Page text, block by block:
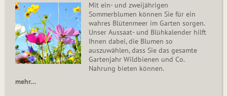
Mit ein- und zweijährigen
Sommerblumen können Sie für ein
wahres Blütenmeer im Garten sorgen.
Unser Aussaat- und Blühkalender hilft
Ihnen dabei, die Blumen so
auszuwählen, dass Sie das gesamte
Gartenjahr Wildbienen und Co.
Nahrung bieten können.
mehr…